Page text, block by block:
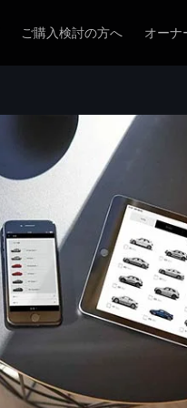
ご購入検討の方へ オーナ